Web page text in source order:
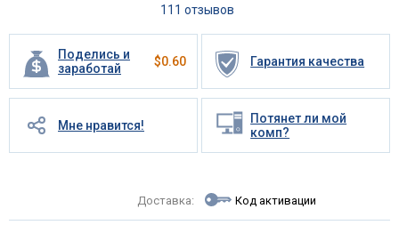
111 отзывов
Поделись и
заработай
$0.60 Гарантия качества
Мне нравится!
Потянет ли мой
комп?
Доставка: Код активации